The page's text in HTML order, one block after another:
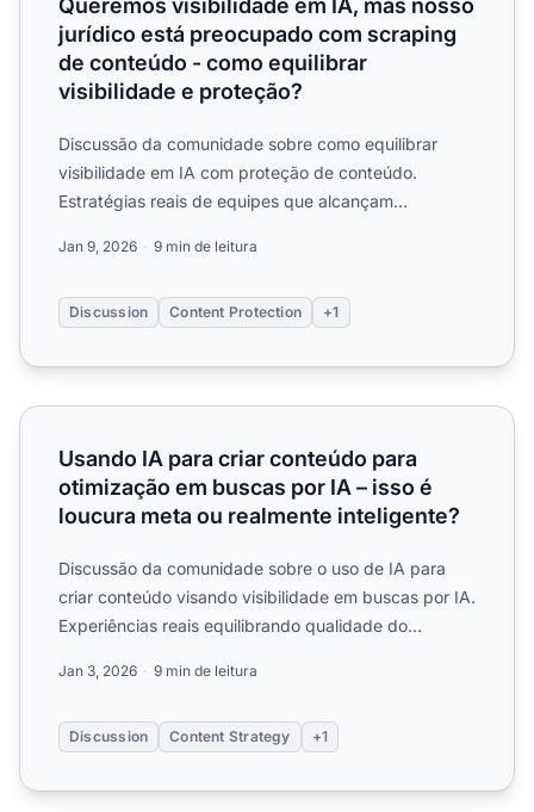
Queremos visibilidade em IA, mas nosso
jurídico está preocupado com scraping
de conteúdo - como equilibrar
visibilidade e proteção?
Discussão da comunidade sobre como equilibrar
visibilidade em IA com proteção de conteúdo.
Estratégias reais de equipes que alcançam
Jan 9, 2026 9 min de leitura
Discussion Content Protection +1
Usando IA para criar conteúdo para otimização em
Usando IA para criar conteúdo para
otimização em buscas por IA – isso é
loucura meta ou realmente inteligente?
Discussão da comunidade sobre o uso de IA para
criar conteúdo visando visibilidade em buscas por IA.
Experiências reais equilibrando qualidade do
Jan 3, 2026 9 min de leitura
Discussion Content Strategy +1